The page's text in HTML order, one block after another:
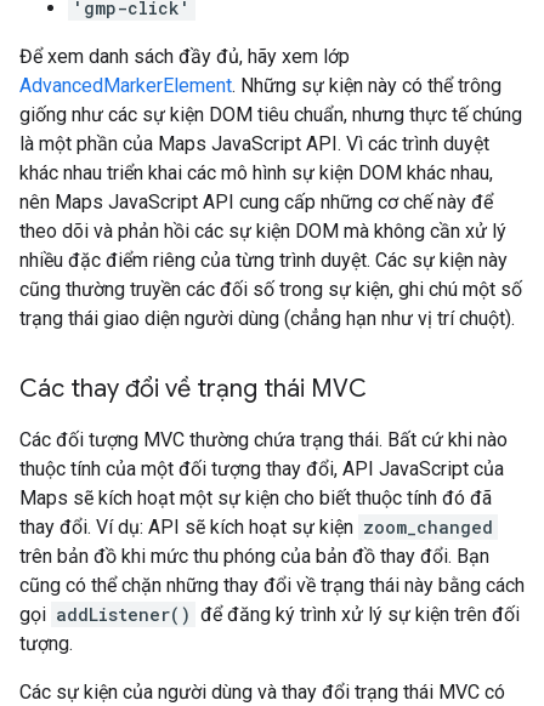
'gmp-click'
Để xem danh sách đầy đủ, hãy xem lớp
AdvancedMarkerElement. Những sự kiện này có thể trông
giống như các sự kiện DOM tiêu chuẩn, nhưng thực tế chúng
là một phần của Maps JavaScript API. Vì các trình duyệt
khác nhau triển khai các mô hình sự kiện DOM khác nhau,
nên Maps JavaScript API cung cấp những cơ chế này để
theo dõi và phản hồi các sự kiện DOM mà không cần xử lý
nhiều đặc điểm riêng của từng trình duyệt. Các sự kiện này
cũng thường truyền các đối số trong sự kiện, ghi chú một số
trạng thái giao diện người dùng (chẳng hạn như vị trí chuột).
Các thay đổi về trạng thái MVC
Các đối tượng MVC thường chứa trạng thái. Bất cứ khi nào
thuộc tính của một đối tượng thay đổi, API JavaScript của
Maps sẽ kích hoạt một sự kiện cho biết thuộc tính đó đã
thay đổi. Ví dụ: API sẽ kích hoạt sự kiện zoom_changed
trên bản đồ khi mức thu phóng của bản đồ thay đổi. Bạn
cũng có thể chặn những thay đổi về trạng thái này bằng cách
gọi addListener() để đăng ký trình xử lý sự kiện trên đối
tượng.
Các sự kiện của người dùng và thay đổi trạng thái MVC có